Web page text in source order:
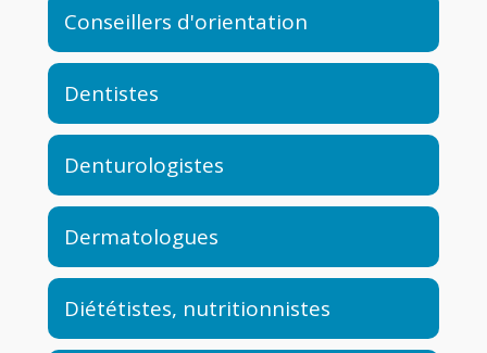
Conseillers d'orientation
Dentistes
Denturologistes
Dermatologues
Diététistes, nutritionnistes